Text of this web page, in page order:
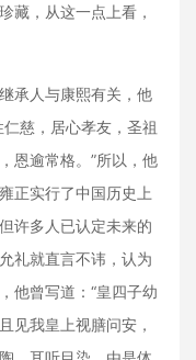
藏，从这一点上看，
承人与康熙有关，他
慈，居心孝友，圣祖
恩逾常格。”所以，他
正实行了中国历史上
许多人已认定未来的
礼就直言不讳，认为
他曾写道：“皇四子幼
见我皇上视膳问安，